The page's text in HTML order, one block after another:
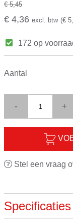
€ 5,45
€ 4,36 excl. btw (€
172 op
Aantal
- +
Stel een vraag
Specificaties